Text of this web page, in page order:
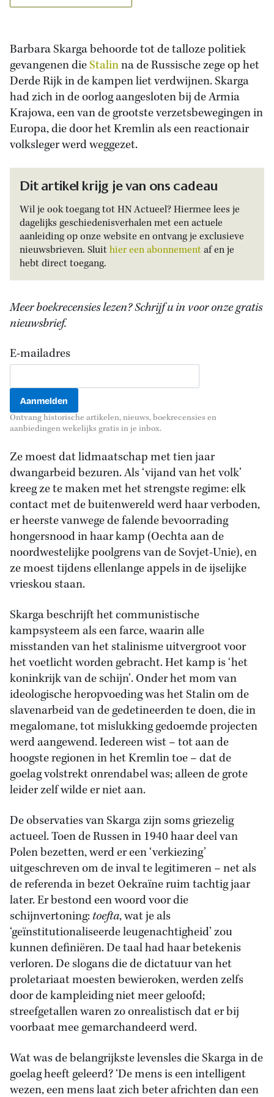
Barbara Skarga behoorde tot de talloze politiek
gevangenen dieStalinna de Russische zege op het
Derde Rijk in de kampen liet verdwijnen. Skarga
had zich in de oorlog aangesloten bij de Armia
Krajowa, een van de grootste verzetsbewegingen in
Europa, die door het Kremlin als een reactionair
volksleger werd weggezet.
Dit artikel krijg je van ons cadeau
Wil je ook toegang tot HN Actueel? Hiermee lees je
dagelijks geschiedenisverhalen met een actuele
aanleiding op onze website en ontvang je exclusieve
nieuwsbrieven. Sluithier een abonnementaf en je
hebt direct toegang.
Meer boekrecensies lezen? Schrijf u in voor onze gratis
nieuwsbrief.
E-mailadres
Ontvang historische artikelen, nieuws, boekrecensies en
aanbiedingen wekelijks gratis in je inbox.
Ze moest dat lidmaatschap met tien jaar
dwangarbeid bezuren. Als ‘vijand van het volk’
kreeg ze te maken met het strengste regime: elk
contact met de buitenwereld werd haar verboden,
er heerste vanwege de falende bevoorrading
hongersnood in haar kamp (Oechta aan de
noordwestelijke poolgrens van de Sovjet-Unie), en
ze moest tijdens ellenlange appels in de ijselijke
vrieskou staan.
Skarga beschrijft het communistische
kampsysteem als een farce, waarin alle
misstanden van het stalinisme uitvergroot voor
het voetlicht worden gebracht. Het kamp is ‘het
koninkrijk van de schijn’. Onder het mom van
ideologische heropvoeding was het Stalin om de
slavenarbeid van de gedetineerden te doen, die in
megalomane, tot mislukking gedoemde projecten
werd aangewend. Iedereen wist – tot aan de
hoogste regionen in het Kremlin toe – dat de
goelag volstrekt onrendabel was; alleen de grote
leider zelf wilde er niet aan.
De observaties van Skarga zijn soms griezelig
actueel. Toen de Russen in 1940 haar deel van
Polen bezetten, werd er een ‘verkiezing’
uitgeschreven om de inval te legitimeren – net als
de referenda in bezet Oekraïne ruim tachtig jaar
later. Er bestond een woord voor die
schijnvertoning:toefta, wat je als
‘geïnstitutionaliseerde leugenachtigheid’ zou
kunnen definiëren. De taal had haar betekenis
verloren. De slogans die de dictatuur van het
proletariaat moesten bewieroken, werden zelfs
door de kampleiding niet meer geloofd;
streefgetallen waren zo onrealistisch dat er bij
voorbaat mee gemarchandeerd werd.
Wat was de belangrijkste levensles die Skarga in de
goelag heeft geleerd? ‘De mens is een intelligent
wezen, een mens laat zich beter africhten dan een